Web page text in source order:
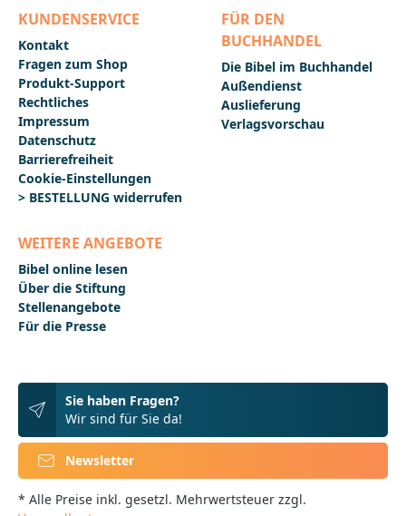
Deutsche Bibelgesellschaft
tätig.______________________________________________________
_______Bei Fragen zur Produktsicherheit wenden Sie
sich bitte an:Deutsche BibelgesellschaftBalinger Str.
31 A70567 Stuttgartproduktsicherheit@dbg.de
KUNDENSERVICE
Kontakt
Fragen zum Shop
Produkt-Support
Rechtliches
Impressum
Datenschutz
Barrierefreiheit
Cookie-Einstellungen
> BESTELLUNG widerrufen
FÜR DEN
BUCHHANDEL
Die Bibel im Buchhandel
Außendienst
Auslieferung
Verlagsvorschau
WEITERE ANGEBOTE
Bibel online lesen
Über die Stiftung
Stellenangebote
Für die Presse
Sie haben Fragen?
Wir sind für Sie da!
Newsletter
* Alle Preise inkl. gesetzl. Mehrwertsteuer zzgl.